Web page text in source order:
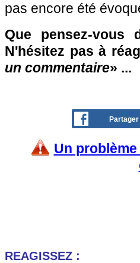
pas encore été
Que pensez-
N'hésitez pas à
un commentaire» ...
Un
REAGISSEZ :